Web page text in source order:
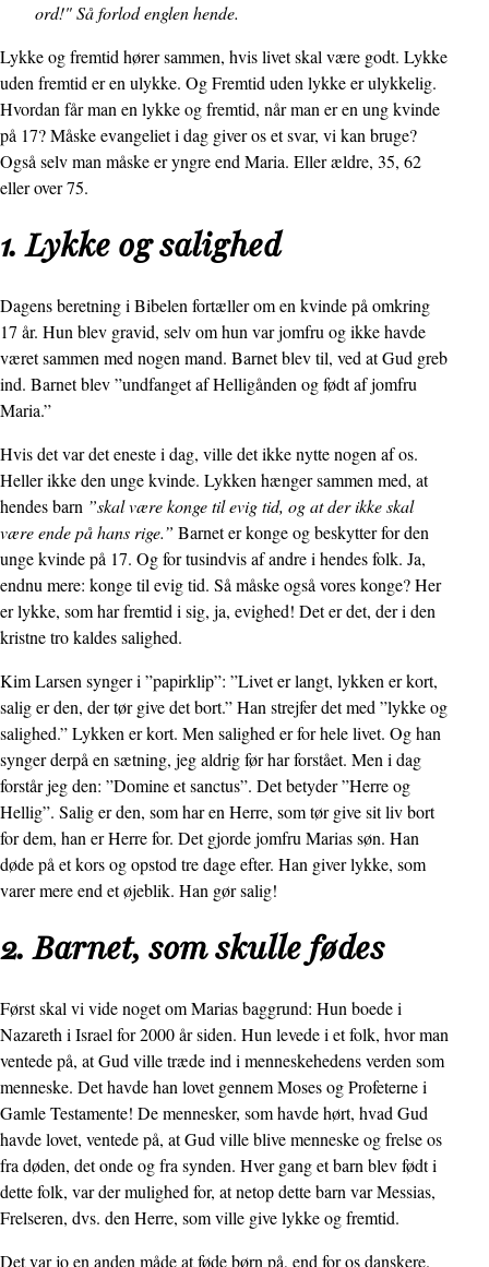
ord!" Så forlod englen hende.
Lykke og fremtid hører sammen, hvis livet skal være godt. Lykke
uden fremtid er en ulykke. Og Fremtid uden lykke er ulykkelig.
Hvordan får man en lykke og fremtid, når man er en ung kvinde
på 17? Måske evangeliet i dag giver os et svar, vi kan bruge?
Også selv man måske er yngre end Maria. Eller ældre, 35, 62
eller over 75.
1. Lykke og salighed
Dagens beretning i Bibelen fortæller om en kvinde på omkring
17 år. Hun blev gravid, selv om hun var jomfru og ikke havde
været sammen med nogen mand. Barnet blev til, ved at Gud greb
ind. Barnet blev ”undfanget af Helligånden og født af jomfru
Maria.”
Hvis det var det eneste i dag, ville det ikke nytte nogen af os.
Heller ikke den unge kvinde. Lykken hænger sammen med, at
hendes barn ”skal være konge til evig tid, og at der ikke skal
være ende på hans rige.” Barnet er konge og beskytter for den
unge kvinde på 17. Og for tusindvis af andre i hendes folk. Ja,
endnu mere: konge til evig tid. Så måske også vores konge? Her
er lykke, som har fremtid i sig, ja, evighed! Det er det, der i den
kristne tro kaldes salighed.
Kim Larsen synger i ”papirklip”: ”Livet er langt, lykken er kort,
salig er den, der tør give det bort.” Han strejfer det med ”lykke og
salighed.” Lykken er kort. Men salighed er for hele livet. Og han
synger derpå en sætning, jeg aldrig før har forstået. Men i dag
forstår jeg den: ”Domine et sanctus”. Det betyder ”Herre og
Hellig”. Salig er den, som har en Herre, som tør give sit liv bort
for dem, han er Herre for. Det gjorde jomfru Marias søn. Han
døde på et kors og opstod tre dage efter. Han giver lykke, som
varer mere end et øjeblik. Han gør salig!
2. Barnet, som skulle fødes
Først skal vi vide noget om Marias baggrund: Hun boede i
Nazareth i Israel for 2000 år siden. Hun levede i et folk, hvor man
ventede på, at Gud ville træde ind i menneske­hedens verden som
menneske. Det havde han lovet gennem Moses og Profeterne i
Gamle Testamente! De mennesker, som havde hørt, hvad Gud
havde lovet, ventede på, at Gud ville blive menneske og frelse os
fra døden, det onde og fra synden. Hver gang et barn blev født i
dette folk, var der mulighed for, at netop dette barn var Messias,
Frel­seren, dvs. den Herre, som ville give lykke og fremtid.
Det var jo en anden måde at føde børn på, end for os danskere.